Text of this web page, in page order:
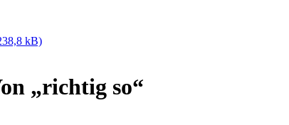
kB)
„richtig so“